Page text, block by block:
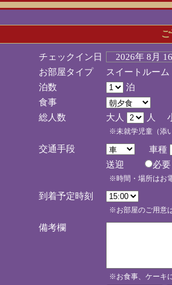
チェックイン日
2026年 8月
お部屋タイプ
スイートルー
泊数
泊
食事
総人数
大人 人
※未就学児童（添
交通手段
車種
送迎
※時間・場所はお
到着予定時刻
※お部屋のご用意
備考欄
※お食事、ケーキ